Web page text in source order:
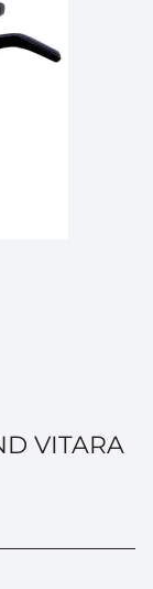
VITARA